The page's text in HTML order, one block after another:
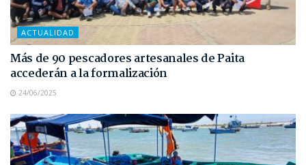
ACTUALIDAD
Más de 90 pescadores artesanales de Paita
accederán a la formalización
24/06/2025